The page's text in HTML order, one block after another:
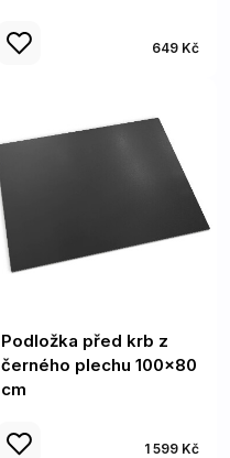
649 Kč
Podložka před krb z
černého plechu 100x80
cm
1 599 Kč